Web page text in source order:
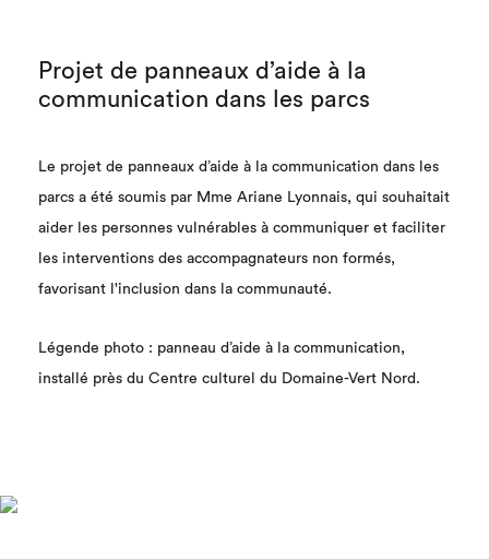
Projet de panneaux d’aide à la
communication dans les parcs
Le projet de panneaux d’aide à la communication dans les
parcs a été soumis par Mme Ariane Lyonnais, qui souhaitait
aider les personnes vulnérables à communiquer et faciliter
les interventions des accompagnateurs non formés,
favorisant l'inclusion dans la communauté.
Légende photo : panneau d’aide à la communication,
installé près du Centre culturel du Domaine-Vert Nord.